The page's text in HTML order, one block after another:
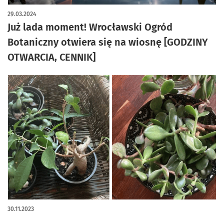
Już lada moment! Wrocławski Ogród
Botaniczny otwiera się na wiosnę [GODZINY
OTWARCIA, CENNIK]
29.03.2024
artykuł z galerią zdjęć
30.11.2023